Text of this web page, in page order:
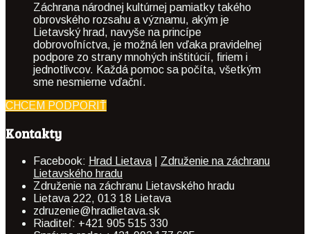
Záchrana národnej kultúrnej pamiatky takého
obrovského rozsahu a významu, akým je
Lietavský hrad, navyše na princípe
dobrovoľníctva, je možná len vďaka pravidelnej
podpore zo strany mnohých inštitúcií, firiem i
jednotlivcov. Každá pomoc sa počíta, všetkým
sme nesmierne vďační.
CHCEM PODPORIŤ
Kontakty
Facebook: Hrad Lietava
Združenie na záchranu
Lietavského hradu
Združenie na záchranu Lietavského hradu
Lietava 222, 013 18 Lietava
zdruzenie@hradlietava.sk
Riaditeľ: +421 905 515 330